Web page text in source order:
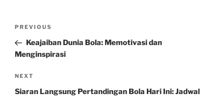
Previous
Post
PREVIOUS
Keajaiban Dunia Bola: Memotivasi dan
Menginspirasi
Next
Post
NEXT
Siaran Langsung Pertandingan Bola Hari Ini: Jadwal